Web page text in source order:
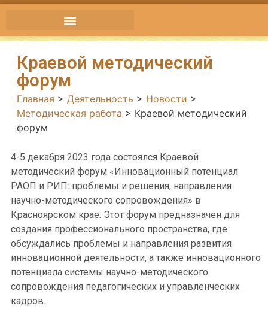
Краевой методический
форум
Главная > Деятельность > Новости >
Методическая работа > Краевой методический
форум
4-5 декабря 2023 года состоялся Краевой
методический форум «Инновационный потенциал
РАОП и РИП: проблемы и решения, направления
научно-методического сопровождения» в
Красноярском крае. Этот форум предназначен для
создания профессионального пространства, где
обсуждались проблемы и направления развития
инновационной деятельности, а также инновационного
потенциала системы научно-методического
сопровождения педагогических и управленческих
кадров.